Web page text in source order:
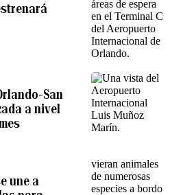
San
a nivel
une a